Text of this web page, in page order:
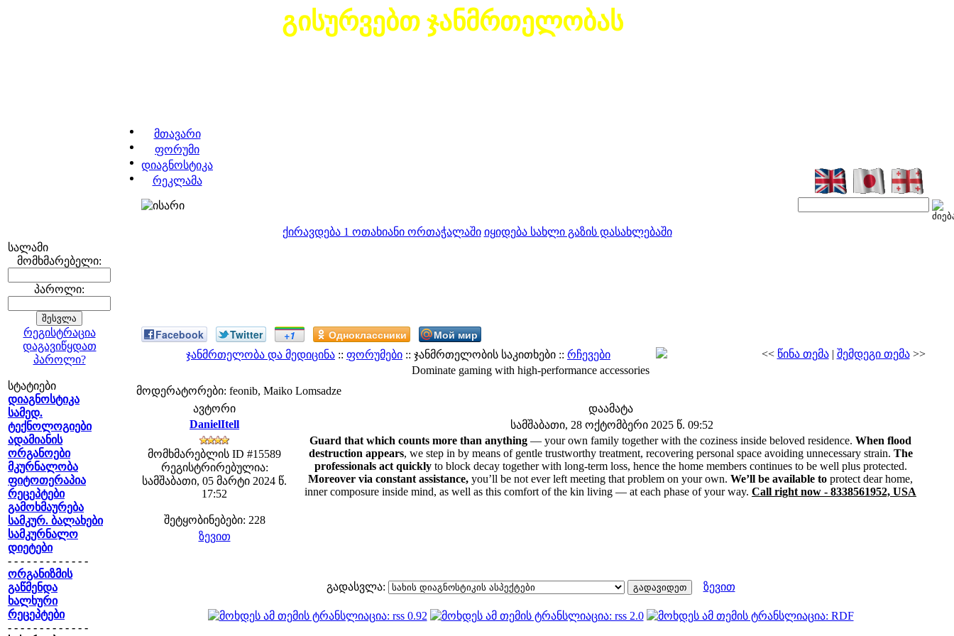
გისურვებთ ჯანმრთელობას
მთავარი
ფორუმი
დიაგნოსტიკა
რეკლამა
ქირავდება 1 ოთახიანი ორთაჭალაში იყიდება სახლი გაზის დასახლებაში
სალამი
მომხმარებელი:
პაროლი:
რეგისტრაცია
დაგავიწყდათ
პაროლი?
სტატიები
დიაგნოსტიკა
სამედ.
ტექნოლოგიები
ადამიანის
ორგანოები
მკურნალობა
ფიტოთერაპია
რეცეპტები
გამოხმაურება
სამკურ. ბალახები
სამკურნალო
დიეტები
- - - - - - - - - - - - -
ორგანიზმის
გაწმენდა
ხალხური
რეცეპტები
- - - - - - - - - - - - -
Facebook Twitter +1 Одноклассники Мой мир
ჯანმრთელობა და მედიცინა :: ფორუმები :: ჯანმრთელობის საკითხები :: რჩევები << წინა თემა| შემდეგი თემა>>
Dominate gaming with high-performance accessories
მოდერატორები: feonib, Maiko Lomsadze
ავტორი
დაამატა
DanielItell
სამშაბათი, 28 ოქტომბერი 2025 წ. 09:52
მომხმარებლის ID #15589
რეგისტრირებულია:
სამშაბათი, 05 მარტი 2024 წ.
17:52
შეტყობინებები: 228
Guard that which counts more than anything — your own family together with the coziness inside beloved residence. When flood
destruction appears, we step in by means of gentle trustworthy treatment, recovering personal space avoiding unnecessary strain. The
professionals act quicklyto block decay together with long-term loss, hence the home members continues to be well plus protected.
Moreover via constant assistance, you’ll be not ever left meeting that problem on your own. We’ll be available to protect dear home,
inner composure inside mind, as well as this comfort of the kin living — at each phase of your way. Call right now - 8338561952, USA
ზევით
გადასვლა: ზევით